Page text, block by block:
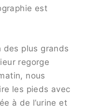
est
des plus grands
regorge
nous
les pieds avec
à de l’urine et